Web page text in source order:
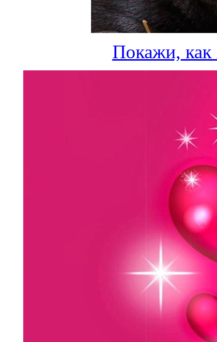
Покажи, как